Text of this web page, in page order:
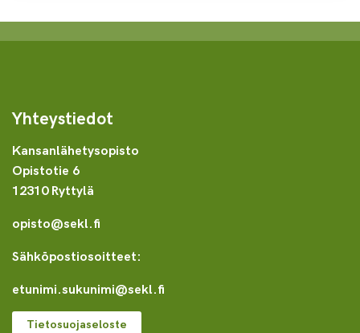
Yhteystiedot
Kansanlähetysopisto
Opistotie 6
12310 Ryttylä
opisto@sekl.fi
Sähköpostiosoitteet:
etunimi.sukunimi@sekl.fi
Tietosuojaseloste